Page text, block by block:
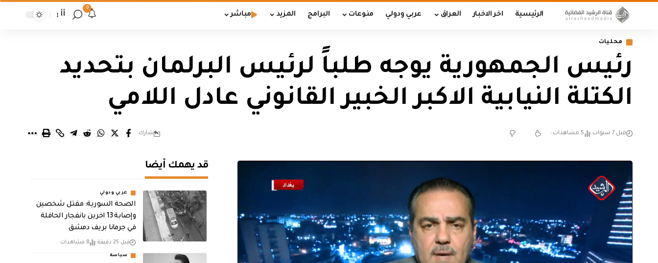
الرئيسية اخر الاخبار العراق عربي ودولي منوعات البرامج المزيد مباشر
9
أأ
محليات
رئيس الجمهورية يوجه طلباً لرئيس البرلمان بتحديد
الكتلة النيابية الاكبر الخبير القانوني عادل اللامي
قبل 7 سنوات 5 مشاهدات شارك
قد يهمك أيضا
عربي ودولي
الصحة السورية: مقتل شخصين
وإصابة 13 اخرين بانفجار الحافلة
في جرمانا بريف دمشق
قبل 25 دقيقة 8 مشاهدات
سياسة